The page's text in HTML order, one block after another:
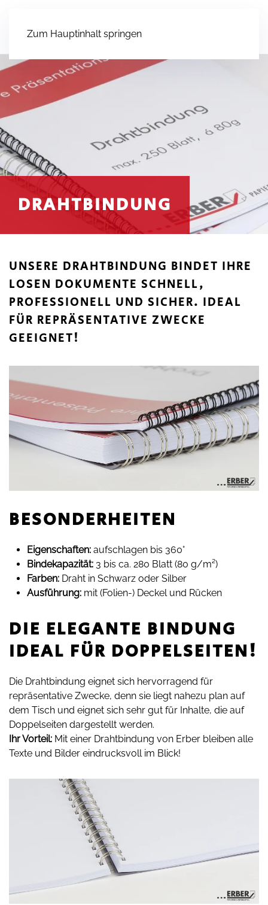
Zum Hauptinhalt springen
DRAHT­BINDUNG
UNSERE DRAHTBINDUNG BINDET IHRE
LOSEN DOKUMENTE SCHNELL,
PROFESSIONELL UND SICHER. IDEAL
FÜR REPRÄSENTATIVE ZWECKE
GEEIGNET!
BESONDER­HEITEN
Eigenschaften: aufschlagen bis 360°
Bindekapazität: 3 bis ca. 280 Blatt (80 g/m²)
Farben: Draht in Schwarz oder Silber
Ausführung: mit (Folien-) Deckel und Rücken
DIE ELEGANTE BINDUNG
IDEAL FÜR DOPPEL­SEITEN!
Die Drahtbindung eignet sich hervorragend für
repräsentative Zwecke, denn sie liegt nahezu plan auf
dem Tisch und eignet sich sehr gut für Inhalte, die auf
Doppelseiten dargestellt werden.
Ihr Vorteil: Mit einer Drahtbindung von Erber bleiben alle
Texte und Bilder eindrucksvoll im Blick!